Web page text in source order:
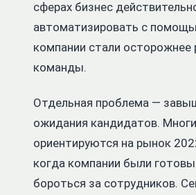
сферах бизнес
автоматизировать с
компании стали осторожнее
команды.
Отдельная проблема —
ожидания кандидатов.
ориентируются на рынок
когда компании были
бороться за сотрудников.